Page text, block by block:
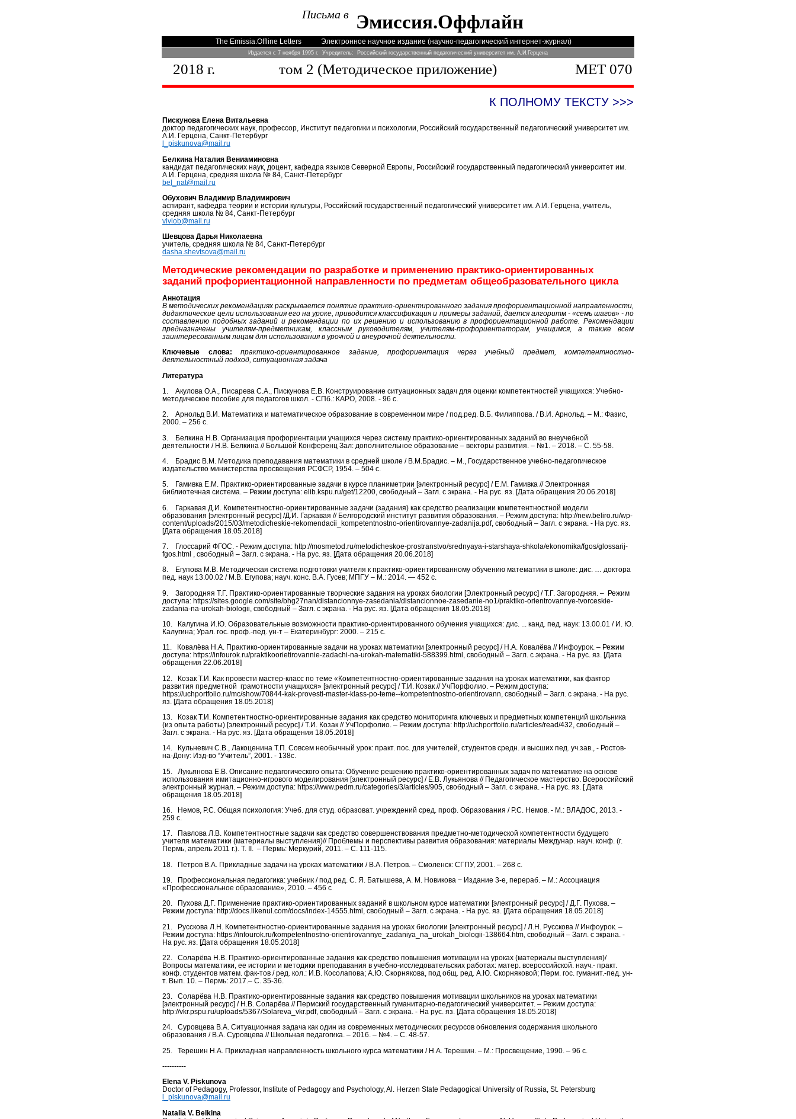
Письма в Эмиссия.Оффлайн
The Emissia.Offline Letters Электронное научное издание (научно-педагогический интернет-журнал)
Издается с 7 ноября 1995 г. Учредитель: Российский государственный педагогический университет им. А.И.Герцена
2018 г. том 2 (Методическое приложение) MET 070
К ПОЛНОМУ ТЕКСТУ >>>
Пискунова Елена Витальевна
доктор педагогических наук, профессор, Институт педагогики и психологии, Российский государственный педагогический университет им.
А.И. Герцена, Санкт-Петербург
piskunova@mail .ru
Белкина Наталия Вениаминовна
кандидат педагогических наук, доцент, кафедра языков Северной Европы, Российский государственный педагогический университет им.
А.И. Герцена, средняя школа № 84, Санкт-Петербург
bel nat@mail ru
Обухович Владимир Владимирович
аспирант, кафедра теории и истории культуры, Российский государственный педагогический университет им. А.И. Герцена, учитель,
средняя школа № 84, Санкт-Петербург
vlvlob@mail.ru
Шевцова Дарья Николаевна
учитель, средняя школа № 84, Санкт-Петербург
dasha.shevtsova@mail.ru
Методические рекомендации по разработке и применению практико-ориентированных
заданий профориентационной направленности по предметам общеобразовательного цикла
Аннотация
В методических рекомендациях раскрывается понятие практико-ориентированного задания профориентационной направленности,
дидактические цели использования его на уроке, приводится классификация и примеры заданий, дается алгоритм - «семь шагов» - по
составлению подобных заданий и рекомендации по их решению и использованию в профориентационной работе. Рекомендации
предназначены учителям-предметникам, классным руководителям, учителям-профориентаторам, учащимся, а также всем
заинтересованным лицам для использования в урочной и внеурочной деятельности.
Ключевые слова:
практико-ориентированное задание, профориентация через учебный предмет, компетентностно-
деятельностный подход, ситуационная задача
Литература
1.
Акулова О.А., Писарева С.А., Пискунова Е.В. Конструирование ситуационных задач для оценки компетентностей учащихся: Учебно-
методическое пособие для педагогов школ. - СПб.: КАРО, 2008. - 96 с.
2.
Арнольд В.И. Математика и математическое образование в современном мире / под.ред. В.Б. Филиппова. / В.И. Арнольд. – М.: Фазис,
2000. – 256 с.
3.
Белкина Н.В. Организация профориентации учащихся через систему практико-ориентированных заданий во внеучебной
деятельности / Н.В. Белкина // Большой Конференц Зал: дополнительное образование – векторы развития. – №1. – 2018. – С. 55-58.
4.
Брадис В.М. Методика преподавания математики в средней школе / В.М.Брадис. – М., Государственное учебно-педагогическое
издательство министерства просвещения РСФСР, 1954. – 504 с.
5.
Гамивка Е.М. Практико-ориентированные задачи в курсе планиметрии [электронный ресурс] / Е.М. Гамивка // Электронная
библиотечная система. – Режим доступа: elib.kspu.ru/get/12200, свободный – Загл. с экрана. - На рус. яз. [Дата обращения 20.06.2018]
6.
Гаркавая Д.И. Компетентностно-ориентированные задачи (задания) как средство реализации компетентностной модели
образования [электронный ресурс] /Д.И. Гаркавая // Белгородский институт развития образования. – Режим доступа: http://new.beliro.ru/wp-
content/uploads/2015/03/metodicheskie-rekomendacii_kompetentnostno-orientirovannye-zadanija.pdf, свободный – Загл. с экрана. - На рус. яз.
[Дата обращения 18.05.2018]
7.
Глоссарий ФГОС. - Режим доступа: http://mosmetod.ru/metodicheskoe-prostranstvo/srednyaya-i-starshaya-shkola/ekonomika/fgos/glossarij-
fgos.html , свободный – Загл. с экрана. - На рус. яз. [Дата обращения 20.06.2018]
8.
Егупова М.В. Методическая система подготовки учителя к практико-ориентированному обучению математики в школе: дис. … доктора
пед. наук 13.00.02 / М.В. Егупова; науч. конс. В.А. Гусев; МПГУ – М.: 2014. — 452 с.
9.
Загородняя Т.Г. Практико-ориентированные творческие задания на уроках биологии [Электронный ресурс] / Т.Г. Загородняя. – Режим
доступа: https://sites.google.com/site/bhg27nan/distancionnye-zasedania/distancionnoe-zasedanie-no1/praktiko-orientrovannye-tvorceskie-
zadania-na-urokah-biologii, свободный – Загл. с экрана. - На рус. яз. [Дата обращения 18.05.2018]
10.
Калугина И.Ю. Образовательные возможности практико-ориентированного обучения учащихся: дис. ... канд. пед. наук: 13.00.01 / И. Ю.
Калугина; Урал. гос. проф.-пед. ун-т – Екатеринбург: 2000. – 215 с.
11.
Ковалёва Н.А. Практико-ориентированные задачи на уроках математики [электронный ресурс] / Н.А. Ковалёва // Инфоурок. – Режим
доступа: https://infourok.ru/praktikoorietirovannie-zadachi-na-urokah-matematiki-588399.html, свободный – Загл. с экрана. - На рус. яз. [Дата
обращения 22.06.2018]
12.
Козак Т.И. Как провести мастер-класс по теме «Компетентностно-ориентированные задания на уроках математики, как фактор
развития предметной грамотности учащихся» [электронный ресурс] / Т.И. Козак // УчПорфолио. – Режим доступа:
https://uchportfolio.ru/mc/show/70844-kak-provesti-master-klass-po-teme--kompetentnostno-orientirovann, свободный – Загл. с экрана. - На рус.
яз. [Дата обращения 18.05.2018]
13.
Козак Т.И. Компетентностно-ориентированные задания как средство мониторинга ключевых и предметных компетенций школьника
(из опыта работы) [электронный ресурс] / Т.И. Козак // УчПорфолио. – Режим доступа: http://uchportfolio.ru/articles/read/432, свободный –
Загл. с экрана. - На рус. яз. [Дата обращения 18.05.2018]
14.
Кульневич С.В., Лакоценина Т.П. Совсем необычный урок: практ. пос. для учителей, студентов средн. и высших пед. уч.зав., - Ростов-
на-Дону: Изд-во “Учитель”, 2001. - 138c.
15.
Лукьянова Е.В. Описание педагогического опыта: Обучение решению практико-ориентированных задач по математике на основе
использования имитационно-игрового моделирования [электронный ресурс] / Е.В. Лукьянова // Педагогическое мастерство. Всероссийский
электронный журнал. – Режим доступа: https://www.pedm.ru/categories/3/articles/905, свободный – Загл. с экрана. - На рус. яз. [ Дата
обращения 18.05.2018]
16.
Немов, Р.С. Общая психология: Учеб. для студ. образоват. учреждений сред. проф. Образования / Р.С. Немов. - М.: ВЛАДОС, 2013. -
259 с.
17.
Павлова Л.В. Компетентностные задачи как средство совершенствования предметно-методической компетентности будущего
учителя математики (материалы выступления)// Проблемы и перспективы развития образования: материалы Междунар. науч. конф. (г.
Пермь, апрель 2011 г.). Т. II. – Пермь: Меркурий, 2011. – С. 111-115.
18.
Петров В.А. Прикладные задачи на уроках математики / В.А. Петров. – Смоленск: СГПУ, 2001. – 268 с.
19.
Профессиональная педагогика: учебник / под ред. С. Я. Батышева, А. М. Новикова − Издание 3-е, перераб. – М.: Ассоциация
«Профессиональное образование», 2010. – 456 с
20.
Пухова Д.Г. Применение практико-ориентированных заданий в школьном курсе математики [электронный ресурс] / Д.Г. Пухова. –
Режим доступа: http://docs.likenul.com/docs/index-14555.html, свободный – Загл. с экрана. - На рус. яз. [Дата обращения 18.05.2018]
21.
Русскова Л.Н. Компетентностно-ориентированные задания на уроках биологии [электронный ресурс] / Л.Н. Русскова // Инфоурок. –
Режим доступа: https://infourok.ru/kompetentnostno-orientirovannye_zadaniya_na_urokah_biologii-138664.htm, свободный – Загл. с экрана. -
На рус. яз. [Дата обращения 18.05.2018]
22.
Соларёва Н.В. Практико-ориентированные задания как средство повышения мотивации на уроках (материалы выступления)/
Вопросы математики, ее истории и методики преподавания в учебно-исследовательских работах: матер. всероссийской. науч.- практ.
конф. студентов матем. фак-тов / ред. кол.: И.В. Косолапова; А.Ю. Скорнякова, под общ. ред. А.Ю. Скорняковой; Перм. гос. гуманит.-пед. ун-
т. Вып. 10. – Пермь: 2017.– С. 35-36.
23.
Соларёва Н.В. Практико-ориентированные задания как средство повышения мотивации школьников на уроках математики
[электронный ресурс] / Н.В. Соларёва // Пермский государственный гуманитарно-педагогический университет. – Режим доступа:
http://vkr.pspu.ru/uploads/5367/Solareva_vkr.pdf, свободный – Загл. с экрана. - На рус. яз. [Дата обращения 18.05.2018]
24.
Суровцева В.А. Ситуационная задача как один из современных методических ресурсов обновления содержания школьного
образования / В.А. Суровцева // Школьная педагогика. – 2016. – №4. – С. 48-57.
25.
Терешин Н.А. Прикладная направленность школьного курса математики / Н.А. Терешин. – М.: Просвещение, 1990. – 96 с.
----------
Elena V. Piskunova
Doctor of Pedagogy, Professor, Institute of Pedagogy and Psychology, Al. Herzen State Pedagogical University of Russia, St. Petersburg
l_piskunova@mail.ru
Natalia V. Belkina